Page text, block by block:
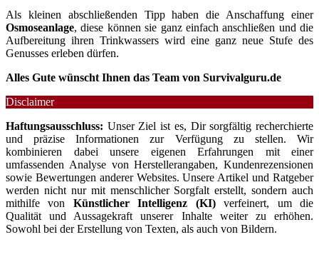
Als kleinen abschließenden Tipp haben die Anschaffung einer
Osmoseanlage, diese können sie ganz einfach anschließen und die
Aufbereitung ihren Trinkwassers wird eine ganz neue Stufe des
Genusses erleben dürfen.
Alles Gute wünscht Ihnen das Team von Survivalguru.de
Disclaimer
Haftungsausschluss: Unser Ziel ist es, Dir sorgfältig recherchierte
und präzise Informationen zur Verfügung zu stellen. Wir
kombinieren dabei unsere eigenen Erfahrungen mit einer
umfassenden Analyse von Herstellerangaben, Kundenrezensionen
sowie Bewertungen anderer Websites. Unsere Artikel und Ratgeber
werden nicht nur mit menschlicher Sorgfalt erstellt, sondern auch
mithilfe von Künstlicher Intelligenz (KI)verfeinert, um die
Qualität und Aussagekraft unserer Inhalte weiter zu erhöhen.
Sowohl bei der Erstellung von Texten, als auch von Bildern.